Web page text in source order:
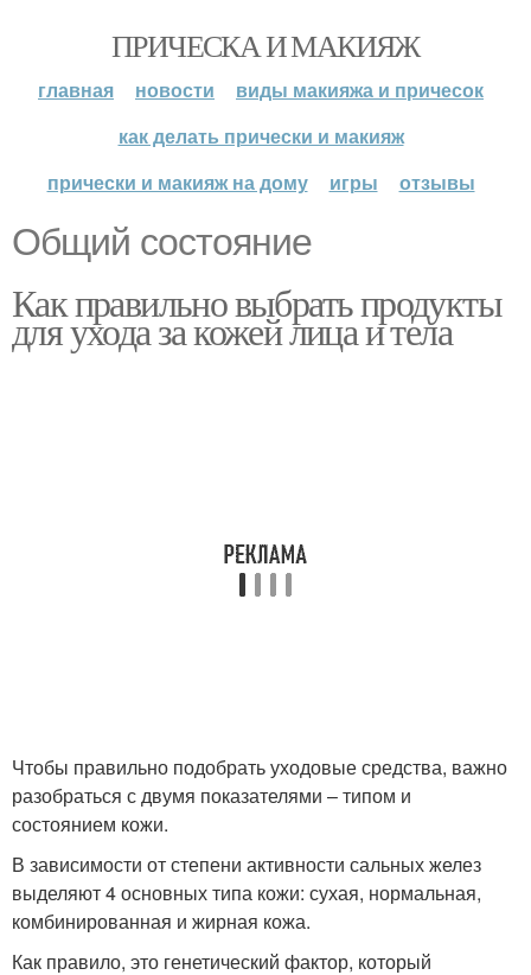
ПРИЧЕСКА И МАКИЯЖ
главная новости
виды макияжа и причесок
как делать прически и макияж
прически и макияж на дому
игры отзывы
Общий состояние
Как правильно выбрать продукты
для ухода за кожей лица и тела
Чтобы правильно подобрать уходовые средства, важно
разобраться с двумя показателями – типом и
состоянием кожи.
В зависимости от степени активности сальных желез
выделяют 4 основных типа кожи: сухая, нормальная,
комбинированная и жирная кожа.
Как правило, это генетический фактор, который